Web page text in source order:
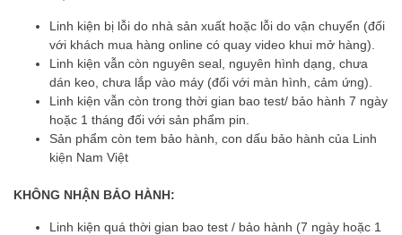
Linh kiện bị lỗi do nhà sản xuất hoặc lỗi do vận chuyển (đối
với khách mua hàng online có quay video khui mở hàng).
Linh kiện vẫn còn nguyên seal, nguyên hình dạng, chưa
dán keo, chưa lắp vào máy (đối với màn hình, cảm ứng).
Linh kiện vẫn còn trong thời gian bao test/ bảo hành 7 ngày
hoặc 1 tháng đối với sản phẩm pin.
Sản phẩm còn tem bảo hành, con dấu bảo hành của Linh
kiện Nam Việt
KHÔNG NHẬN BẢO HÀNH:
Linh kiện quá thời gian bao test / bảo hành (7 ngày hoặc 1